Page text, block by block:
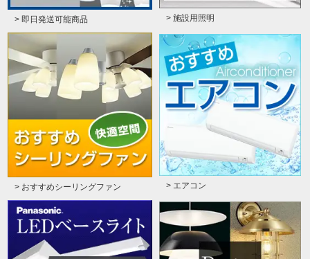
> 即日発送可能商品 > 施設用照明
> おすすめシーリングファン > エアコン